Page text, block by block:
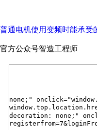
普通电机使用变频时能承受
官方公众号智造工程师